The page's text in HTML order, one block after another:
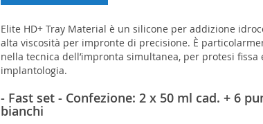
Elite HD+ Tray Material è un silicone per addizione
alta viscosità per impronte di precisione. È
nella tecnica dell’impronta simultanea, per protesi fissa
implantologia.
- Fast set - Confezione: 2 x 50 ml cad. + 6
bianchi